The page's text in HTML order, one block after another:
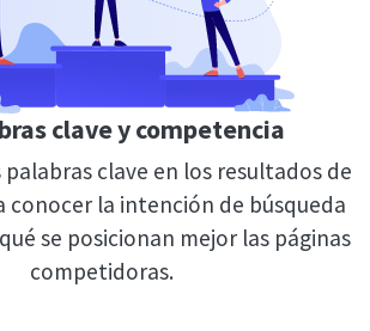
clave y competencia
palabras clave en los resultados de
conocer la intención de búsqueda
se posicionan mejor las páginas
competidoras.